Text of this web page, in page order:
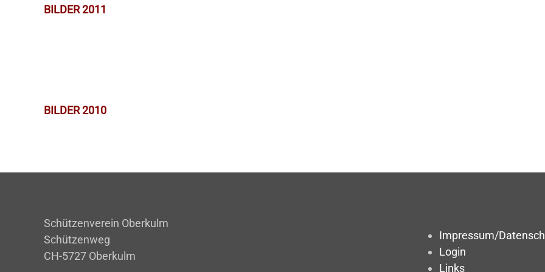
BILDER 2011
BILDER 2010
Schützenverein Oberkulm
Schützenweg
CH-5727 Oberkulm
Impressum/
Login
Links